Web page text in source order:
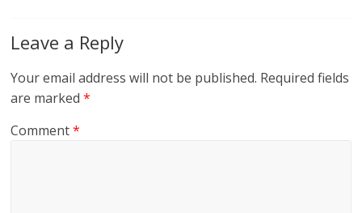
Leave a Reply
Your email address will not be published. Required fields
are marked*
Comment*